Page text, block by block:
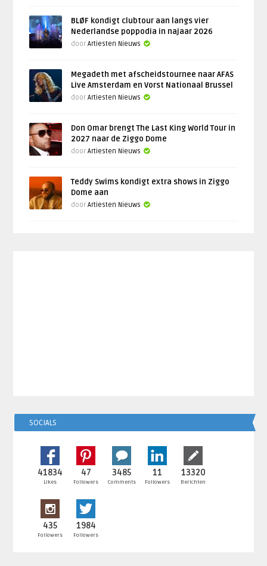
BLØF kondigt clubtour aan langs vier
Nederlandse poppodia in najaar 2026
doorArtiesten Nieuws
Megadeth met afscheidstournee naar AFAS
Live Amsterdam en Vorst Nationaal Brussel
doorArtiesten Nieuws
Don Omar brengt The Last King World Tour in
2027 naar de Ziggo Dome
doorArtiesten Nieuws
Teddy Swims kondigt extra shows in Ziggo
Dome aan
doorArtiesten Nieuws
SOCIALS
41834
Likes
47
Followers
3485
Comments
11
Followers
13320
Berichten
435
Followers
1984
Followers